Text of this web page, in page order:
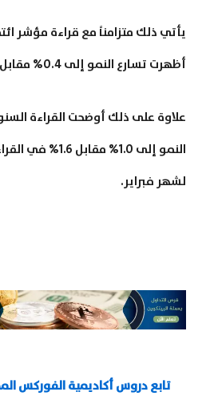
يأتي ذلك متزامناً مع قراءة مؤشر
أظهرت تسارع النمو إلى 0.4% مقابل 0.2% في فبراير
علاوة على ذلك أوضحت القراءة
النمو إلى 1.0%
لشهر فبراير.
تابع دروس أكاديمية الفوركس